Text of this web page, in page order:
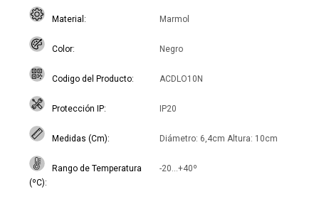
Material Marmol
Color Negro
Codigo del Producto ACDLO10N
Protección IP IP20
Medidas (Cm) Diámetro: 6,4cm Altura: 10cm
Rango de Temperatura
(ºC)
-20...+40º